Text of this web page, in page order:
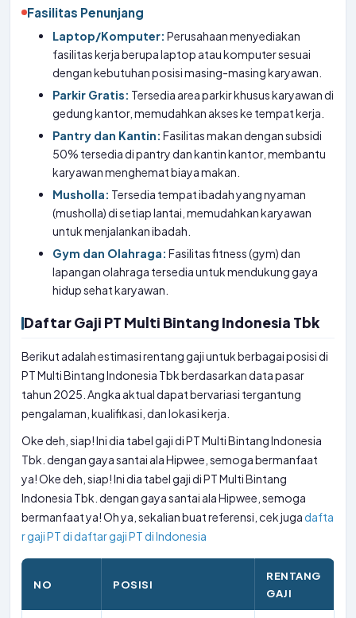
Fasilitas Penunjang
Laptop/Komputer: Perusahaan menyediakan
fasilitas kerja berupa laptop atau komputer sesuai
dengan kebutuhan posisi masing-masing karyawan.
Parkir Gratis: Tersedia area parkir khusus karyawan di
gedung kantor, memudahkan akses ke tempat kerja.
Pantry dan Kantin: Fasilitas makan dengan subsidi
50% tersedia di pantry dan kantin kantor, membantu
karyawan menghemat biaya makan.
Musholla: Tersedia tempat ibadah yang nyaman
(musholla) di setiap lantai, memudahkan karyawan
untuk menjalankan ibadah.
Gym dan Olahraga: Fasilitas fitness (gym) dan
lapangan olahraga tersedia untuk mendukung gaya
hidup sehat karyawan.
Daftar Gaji PT Multi Bintang Indonesia Tbk
Berikut adalah estimasi rentang gaji untuk berbagai posisi di
PT Multi Bintang Indonesia Tbk berdasarkan data pasar
tahun 2025. Angka aktual dapat bervariasi tergantung
pengalaman, kualifikasi, dan lokasi kerja.
Oke deh, siap! Ini dia tabel gaji di PT Multi Bintang Indonesia
Tbk. dengan gaya santai ala Hipwee, semoga bermanfaat
ya! Oke deh, siap! Ini dia tabel gaji di PT Multi Bintang
Indonesia Tbk. dengan gaya santai ala Hipwee, semoga
bermanfaat ya! Oh ya, sekalian buat referensi, cek juga dafta
r gaji PT di daftar gaji PT di Indonesia
NO POSISI
RENTANG
GAJI